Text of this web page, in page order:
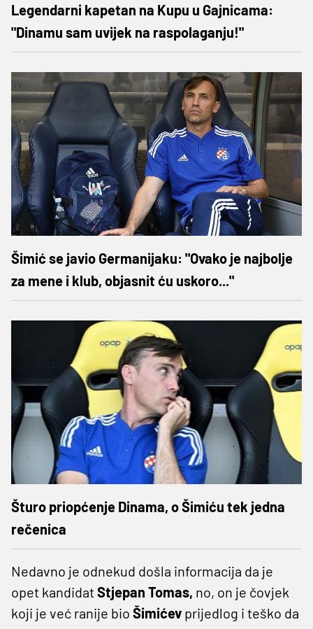
Legendarni kapetan na Kupu u Gajnicama:
"Dinamu sam uvijek na raspolaganju!"
Šimić se javio Germanijaku: "Ovako je najbolje
za mene i klub, objasnit ću uskoro..."
Šturo priopćenje Dinama, o Šimiću tek jedna
rečenica
Nedavno je odnekud došla informacija da je
opet kandidatStjepan Tomas, no, on je čovjek
koji je već ranije bio Šimićev prijedlog i teško da